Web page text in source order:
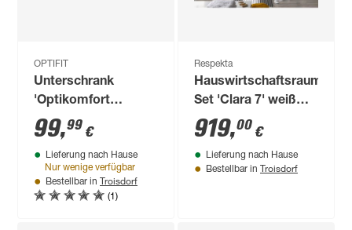
OPTIFIT
Unterschrank
'Optikomfort
Erik290' eichefarben
40 x 87 x 58,4 cm
99,99 €
Lieferung nach Hause
Nur wenige verfügbar
Bestellbar in Troisdorf
(1)
Respekta
Hauswirtschaftsraum-
Set 'Clara 7' weiß
matt 134,8 x 200 x
67,6 cm
919,00 €
Lieferung nach Hause
Bestellbar in Troisdorf